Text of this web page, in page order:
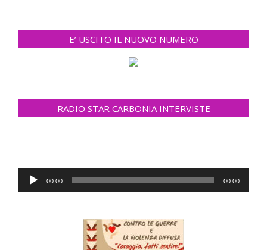
E’ USCITO IL NUOVO NUMERO
RADIO STAR CARBONIA INTERVISTE
Audio-
Player
00:00 00:00